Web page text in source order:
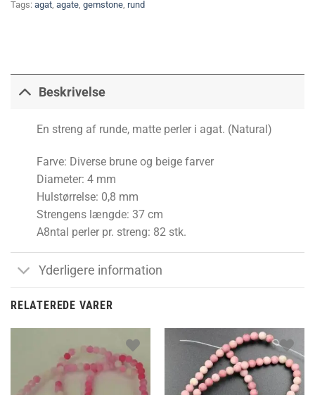
Tags: agat, agate, gemstone, rund
Beskrivelse
En streng af runde, matte perler i agat. (Natural)
Farve: Diverse brune og beige farver
Diameter: 4 mm
Hulstørrelse: 0,8 mm
Strengens længde: 37 cm
A8ntal perler pr. streng: 82 stk.
Yderligere information
RELATEREDE VARER